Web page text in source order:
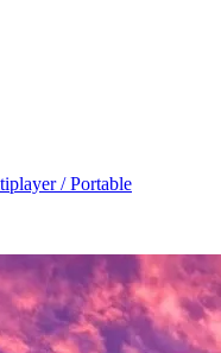
/ Portable